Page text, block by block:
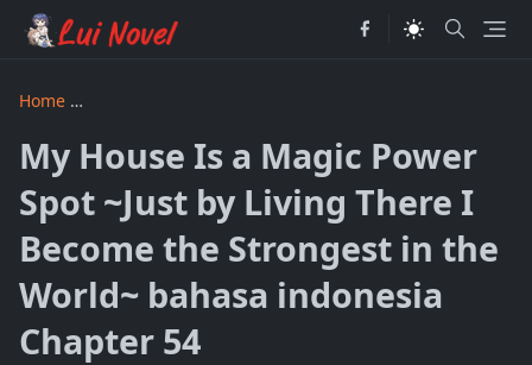
Home
My House Is a Magic Power
Spot ~Just by Living There I
Become the Strongest in the
World~ bahasa indonesia
Chapter 54